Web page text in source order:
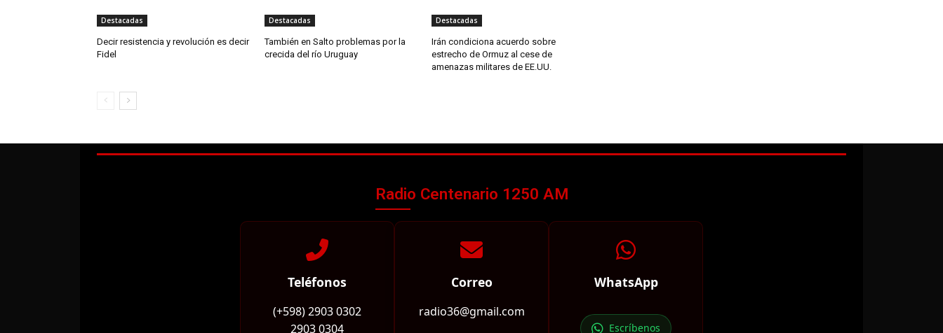
Destacadas
Decir resistencia y revolución es decir
Fidel
Destacadas
También en Salto problemas por la
crecida del río Uruguay
Destacadas
Irán condiciona acuerdo sobre
estrecho de Ormuz al cese de
amenazas militares de EE.UU.
Radio Centenario 1250 AM
Teléfonos
(+598) 2903 0302
2903 0304
Correo
radio36@gmail.com
WhatsApp
Escríbenos